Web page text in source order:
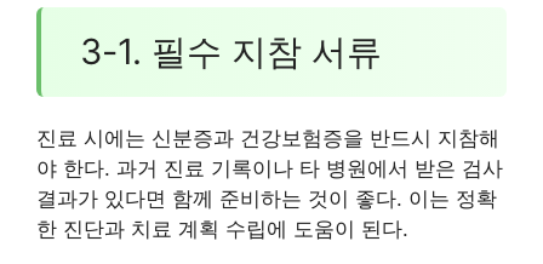
3-1. 필수 지참 서류
진료 시에는 신분증과 건강보험증을 반드시 지참해
야 한다. 과거 진료 기록이나 타 병원에서 받은 검사
결과가 있다면 함께 준비하는 것이 좋다. 이는 정확
한 진단과 치료 계획 수립에 도움이 된다.